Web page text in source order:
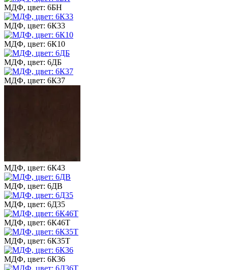
МДФ, цвет: 6БН
МДФ, цвет: 6К33
МДФ, цвет: 6К10
МДФ, цвет: 6ДБ
МДФ, цвет: 6К37
МДФ, цвет: 6К43
МДФ, цвет: 6ДВ
МДФ, цвет: 6Д35
МДФ, цвет: 6К46Т
МДФ, цвет: 6К35Т
МДФ, цвет: 6К36